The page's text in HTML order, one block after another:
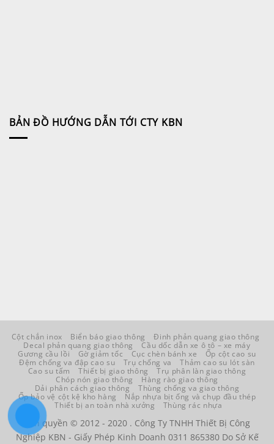
BẢN ĐỒ HƯỚNG DẪN TỚI CTY KBN
Cột chắn inox Biển báo giao thông
Đinh phản quang giao thông
Decal phản quang giao thông
Cầu dốc dẫn xe ô tô – xe máy
Gương cầu lồi
Gờ giảm tốc Cục chèn bánh xe
Ốp cột cao su
Đệm chống va đập cao su
Trụ chống va
Thảm cao su lót sàn
Cao su tấm
Thiết bị giao thông
Trụ phân làn giao thông
Chóp nón giao thông
Hàng rào giao thông
Dải phân cách giao thông
Thùng chống va giao thông
Ốp bảo vệ cột kệ kho hàng
Nắp nhựa bịt ống và chụp đầu thép
Thiết bị an toàn nhà xưởng
Thùng rác nhựa
Bản quyền © 2012 - 2020 . Công Ty TNHH Thiết Bị Công
Nghiệp KBN - Giấy Phép Kinh Doanh 0311 865380 Do Sở Kế